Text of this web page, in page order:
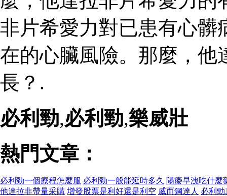
非片希愛力對已患有心髒
在的心臟風險。那麼，他
長？.
必利勁,必利勁,樂威壯
熱門文章：
必利勁一個療程怎麼服 必利勁一般能延時多久 陽痿早洩吃什麼
他達拉非帶量采購 增發股票是利好還是利空 威而鋼達人 必利